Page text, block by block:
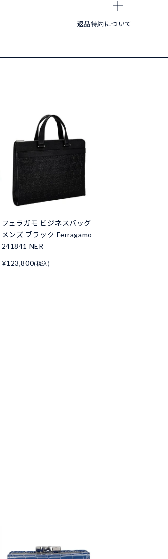
返品特約について
フェラガモ ビジネスバッグ
メンズ ブラック Ferragamo
241841 NER
¥123,800(税込)